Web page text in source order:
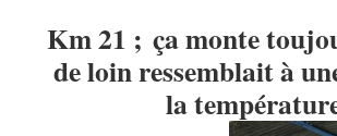
Km 21 ; ça monte
de loin ressemblait à
la